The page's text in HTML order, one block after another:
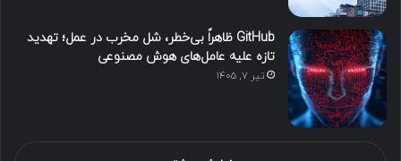
GitHub ظاهراً بی‌خطر، شل مخرب در عمل؛ تهدید
تازه علیه عامل‌های هوش مصنوعی
تیر ۷, ۱۴۰۵